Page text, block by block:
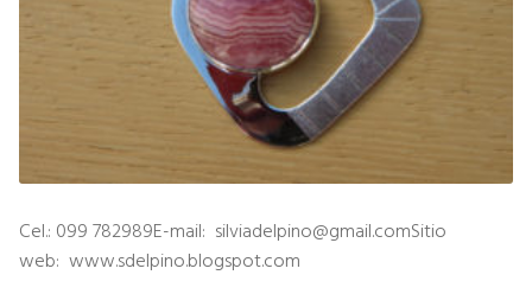
Cel.: 099 782989E-mail: silviadelpino@gmail.comSitio
web: www.sdelpino.blogspot.com